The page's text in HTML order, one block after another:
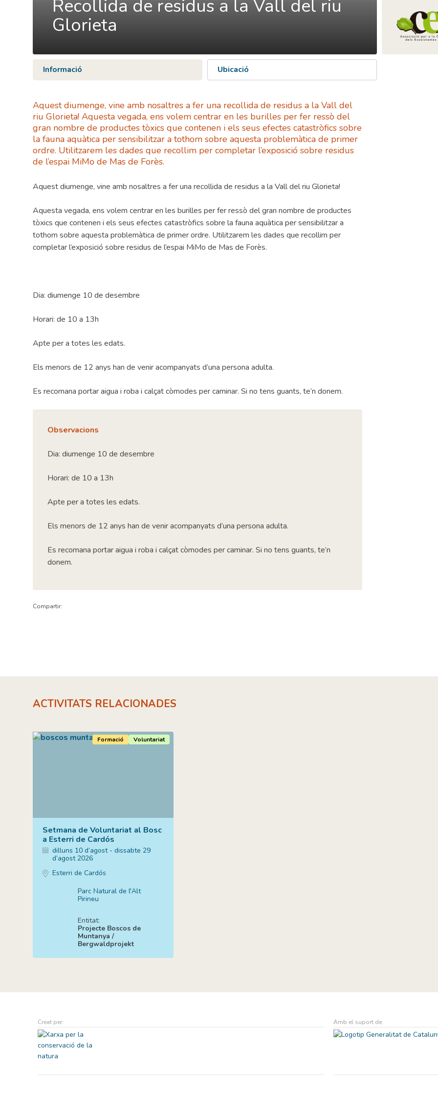
Recollida de residus a la Vall del riu
Glorieta
Informació Ubicació
Aquest diumenge, vine amb nosaltres a fer una recollida de residus a la Vall del
riu Glorieta! Aquesta vegada, ens volem centrar en les burilles per fer ressò del
gran nombre de productes tòxics que contenen i els seus efectes catastròfics sobre
la fauna aquàtica per sensibilitzar a tothom sobre aquesta problemàtica de primer
ordre. Utilitzarem les dades que recollim per completar l’exposició sobre residus
de l’espai MiMo de Mas de Forès.
Aquest diumenge, vine amb nosaltres a fer una recollida de residus a la Vall del riu Glorieta!
Aquesta vegada, ens volem centrar en les burilles per fer ressò del gran nombre de productes
tòxics que contenen i els seus efectes catastròfics sobre la fauna aquàtica per sensibilitzar a
tothom sobre aquesta problemàtica de primer ordre. Utilitzarem les dades que recollim per
completar l’exposició sobre residus de l’espai MiMo de Mas de Forès.
Dia: diumenge 10 de desembre
Horari: de 10 a 13h
Apte per a totes les edats.
Els menors de 12 anys han de venir acompanyats d’una persona adulta.
Es recomana portar aigua i roba i calçat còmodes per caminar. Si no tens guants, te’n donem.
Observacions
Dia: diumenge 10 de desembre
Horari: de 10 a 13h
Apte per a totes les edats.
Els menors de 12 anys han de venir acompanyats d’una persona adulta.
Es recomana portar aigua i roba i calçat còmodes per caminar. Si no tens guants, te’n
donem.
Compartir:
ACTIVITATS RELACIONADES
Setmana de Voluntariat al Bosc
a Esterri de Cardós
dilluns 10 d’agost - dissabte 29
d’agost 2026
Esterri de Cardós
Formació Voluntariat
Parc Natural de l'Alt
Pirineu
Entitat:
Projecte Boscos de
Muntanya /
Bergwaldprojekt
Creat per: Amb el suport de: